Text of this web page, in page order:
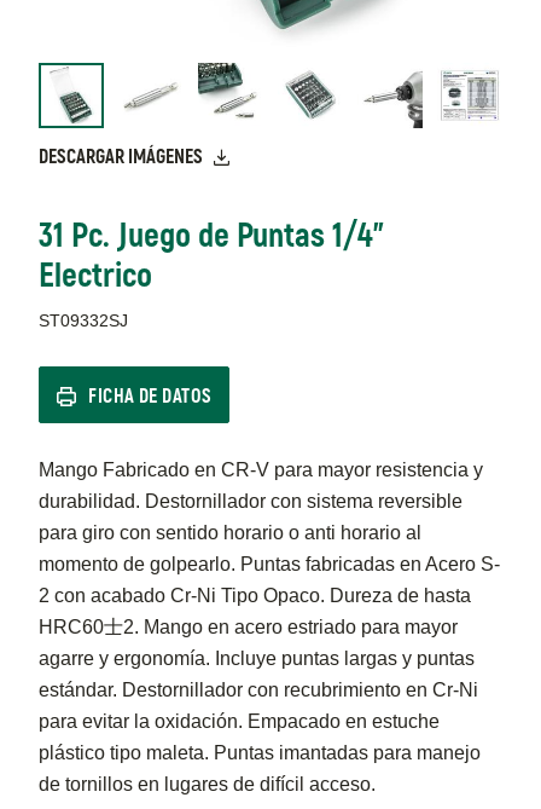
DESCARGAR IMÁGENES
31 Pc. Juego de Puntas 1/4"
Electrico
ST09332SJ
FICHA DE DATOS
Mango Fabricado en CR-V para mayor resistencia y
durabilidad. Destornillador con sistema reversible
para giro con sentido horario o anti horario al
momento de golpearlo. Puntas fabricadas en Acero S-
2 con acabado Cr-Ni Tipo Opaco. Dureza de hasta
HRC60士2. Mango en acero estriado para mayor
agarre y ergonomía. Incluye puntas largas y puntas
estándar. Destornillador con recubrimiento en Cr-Ni
para evitar la oxidación. Empacado en estuche
plástico tipo maleta. Puntas imantadas para manejo
de tornillos en lugares de difícil acceso.